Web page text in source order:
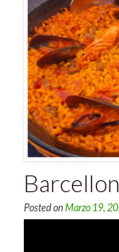
Posted on Marzo 19,